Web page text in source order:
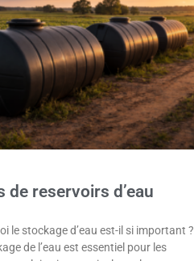
de reservoirs d’eau
le stockage d’eau est-il si important ?
de l’eau est essentiel pour les